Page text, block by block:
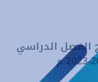
الفصل الدراسي